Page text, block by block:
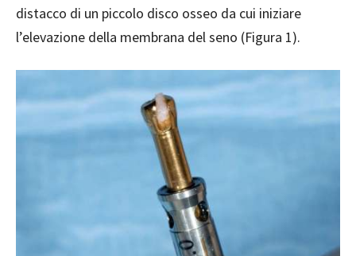
distacco di un piccolo disco osseo da cui iniziare
l’elevazione della membrana del seno (Figura 1).